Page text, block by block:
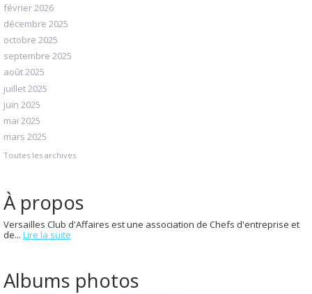
février 2026
décembre 2025
octobre 2025
septembre 2025
août 2025
juillet 2025
juin 2025
mai 2025
mars 2025
Toutes les archives
À propos
Versailles Club d'Affaires est une association de Chefs d'entreprise et
de... Lire la suite
Albums photos